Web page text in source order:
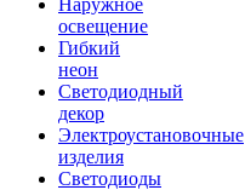
Наружное
освещение
Гибкий
неон
Светодиодный
декор
Электроустановочные
изделия
Светодиоды